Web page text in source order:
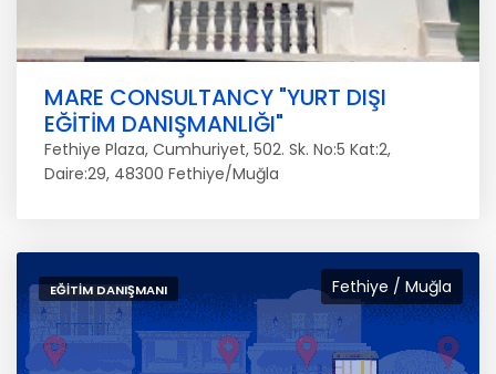
MARE CONSULTANCY "YURT DIŞI
EĞİTİM DANIŞMANLIĞI"
Fethiye Plaza, Cumhuriyet, 502. Sk. No:5 Kat:2,
Daire:29, 48300 Fethiye/Muğla
Fethiye / Muğla
EĞITIM DANIŞMANI